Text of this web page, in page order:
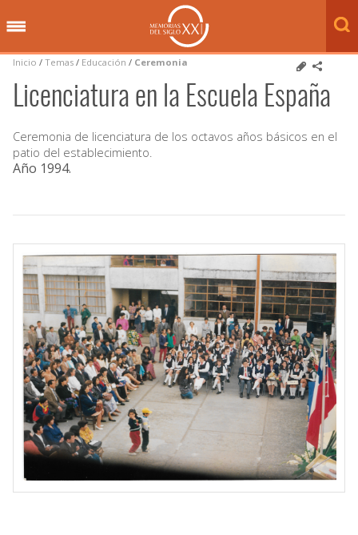
Inicio / Temas / Educación / Ceremonia
Licenciatura en la Escuela España
Ceremonia de licenciatura de los octavos años básicos en el
patio del establecimiento.
Año 1994.